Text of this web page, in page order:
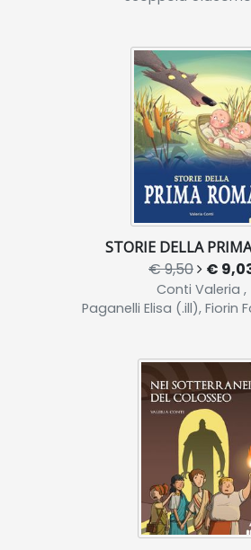
STORIE DELLA
€ 9,50 €
Conti Valeria ,
Paganelli Elisa (.ill), Fiorin